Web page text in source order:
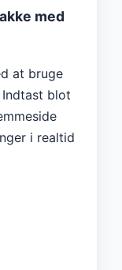
med
at bruge
blot
i realtid